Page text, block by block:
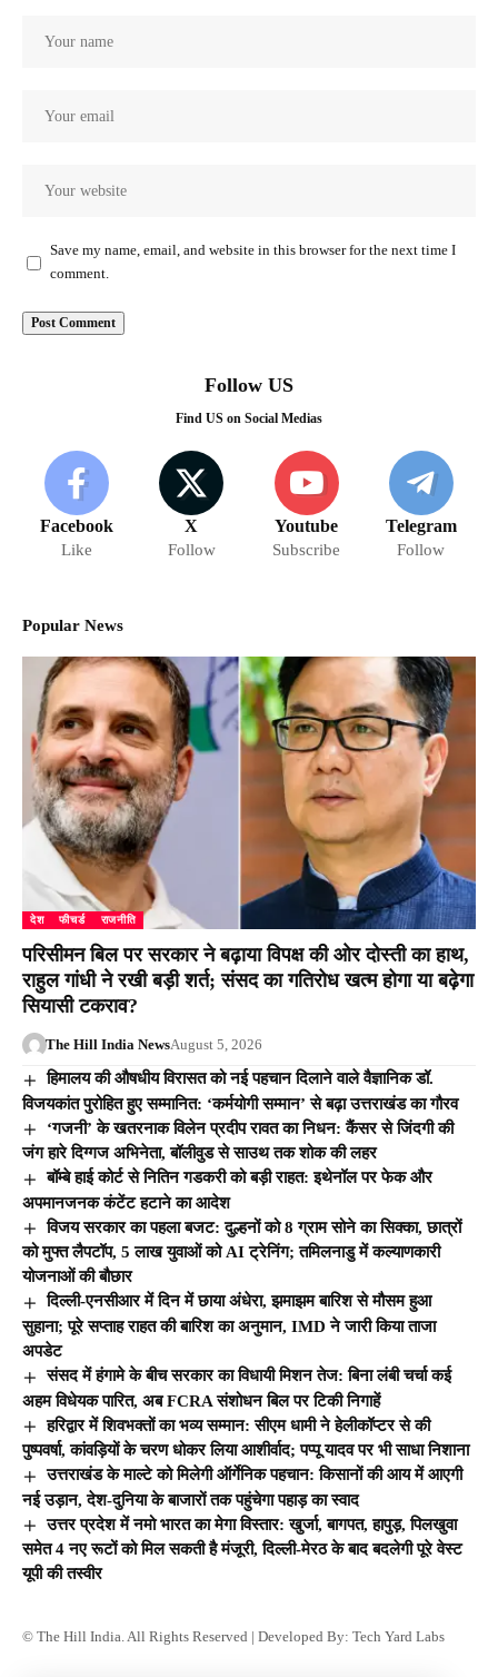
Save my name, email, and website in this browser for the next time I
comment.
Follow US
Find US on Social Medias
Facebook
Like
X
Follow
Youtube
Subscribe
Telegram
Follow
Popular News
देश फीचर्ड राजनीति
परिसीमन बिल पर सरकार ने बढ़ाया विपक्ष की ओर दोस्ती का हाथ,
राहुल गांधी ने रखी बड़ी शर्त; संसद का गतिरोध खत्म होगा या बढ़ेगा
सियासी टकराव?
The Hill India NewsAugust 5, 2026
हिमालय की औषधीय विरासत को नई पहचान दिलाने वाले वैज्ञानिक डॉ.
विजयकांत पुरोहित हुए सम्मानित: ‘कर्मयोगी सम्मान’ से बढ़ा उत्तराखंड का गौरव
‘गजनी’ के खतरनाक विलेन प्रदीप रावत का निधन: कैंसर से जिंदगी की
जंग हारे दिग्गज अभिनेता, बॉलीवुड से साउथ तक शोक की लहर
बॉम्बे हाई कोर्ट से नितिन गडकरी को बड़ी राहत: इथेनॉल पर फेक और
अपमानजनक कंटेंट हटाने का आदेश
विजय सरकार का पहला बजट: दुल्हनों को 8 ग्राम सोने का सिक्का, छात्रों
को मुफ्त लैपटॉप, 5 लाख युवाओं को AI ट्रेनिंग; तमिलनाडु में कल्याणकारी
योजनाओं की बौछार
दिल्ली-एनसीआर में दिन में छाया अंधेरा, झमाझम बारिश से मौसम हुआ
सुहाना; पूरे सप्ताह राहत की बारिश का अनुमान, IMD ने जारी किया ताजा
अपडेट
संसद में हंगामे के बीच सरकार का विधायी मिशन तेज: बिना लंबी चर्चा कई
अहम विधेयक पारित, अब FCRA संशोधन बिल पर टिकी निगाहें
हरिद्वार में शिवभक्तों का भव्य सम्मान: सीएम धामी ने हेलीकॉप्टर से की
पुष्पवर्षा, कांवड़ियों के चरण धोकर लिया आशीर्वाद; पप्पू यादव पर भी साधा निशाना
उत्तराखंड के माल्टे को मिलेगी ऑर्गेनिक पहचान: किसानों की आय में आएगी
नई उड़ान, देश-दुनिया के बाजारों तक पहुंचेगा पहाड़ का स्वाद
उत्तर प्रदेश में नमो भारत का मेगा विस्तार: खुर्जा, बागपत, हापुड़, पिलखुवा
समेत 4 नए रूटों को मिल सकती है मंजूरी, दिल्ली-मेरठ के बाद बदलेगी पूरे वेस्ट
यूपी की तस्वीर
© The Hill India. All Rights Reserved | Developed By: Tech Yard Labs